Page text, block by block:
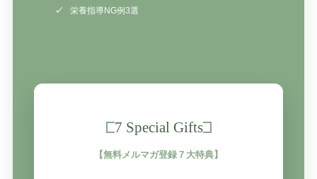
栄養指導NG例3選
7 Special Gifts
【無料メルマガ登録７大特典】